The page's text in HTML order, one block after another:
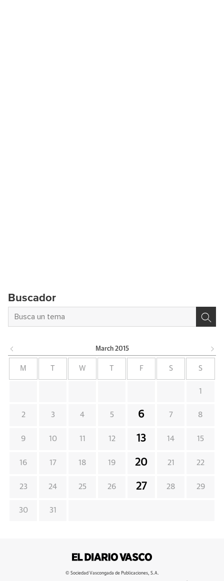
Buscador
March 2015
M W F S S
1
2 3 4 5 6 7 8
9 10 11 12 13 14 15
16 17 18 19 20 21 22
23 24 25 26 27 28 29
30 31
© Sociedad Vascongada de Publicaciones, S.A.